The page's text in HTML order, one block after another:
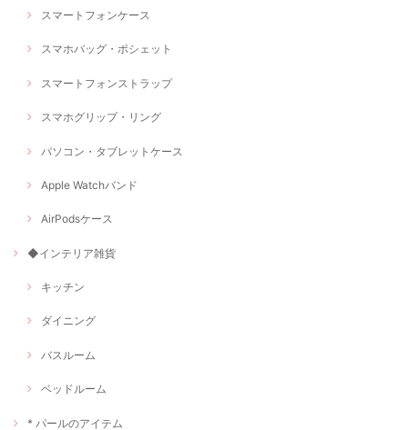
スマートフォンケース
スマホバッグ・ポシェット
スマートフォンストラップ
スマホグリップ・リング
パソコン・タブレットケース
Apple Watchバンド
AirPodsケース
◆インテリア雑貨
キッチン
ダイニング
バスルーム
ベッドルーム
* パールのアイテム